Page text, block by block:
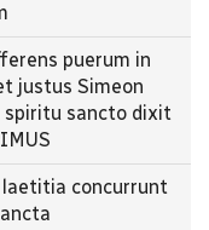
puerum in
justus Simeon
spiritu sancto dixit
laetitia concurrunt